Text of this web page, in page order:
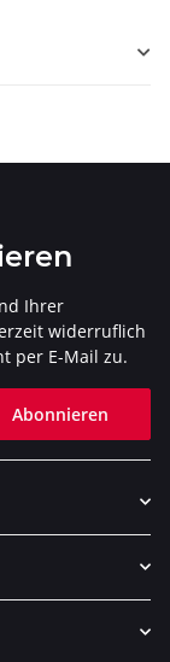
Ihrer
widerruflich
per E-Mail zu.
Abonnieren